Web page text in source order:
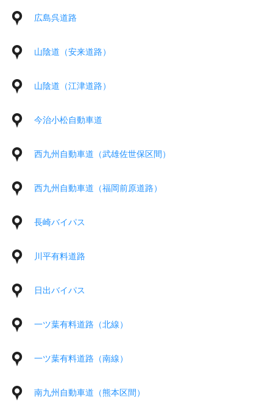
広島呉道路
山陰道（安来道路）
山陰道（江津道路）
今治小松自動車道
西九州自動車道（武雄佐世保区間）
西九州自動車道（福岡前原道路）
長崎バイパス
川平有料道路
日出バイパス
一ツ葉有料道路（北線）
一ツ葉有料道路（南線）
南九州自動車道（熊本区間）